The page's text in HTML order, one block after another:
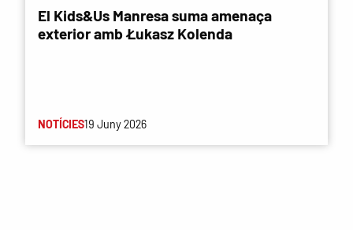
El Kids&Us Manresa suma amenaça
exterior amb Łukasz Kolenda
NOTÍCIES19 Juny 2026